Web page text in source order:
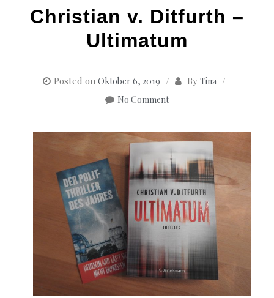
Christian v. Ditfurth –
Ultimatum
Posted on Oktober 6, 2019 By Tina
No Comment